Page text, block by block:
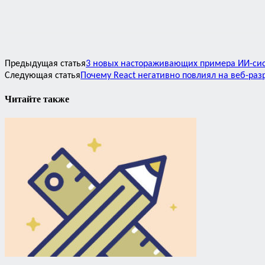
Предыдущая статья3 новых настораживающих примера ИИ-
Следующая статья Почему React негативно повлиял на веб-
Читайте также